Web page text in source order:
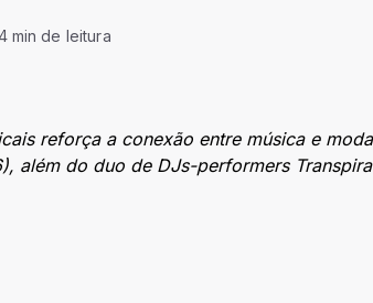
min de leitura
reforça a conexão entre música e
além do duo de DJs-performers